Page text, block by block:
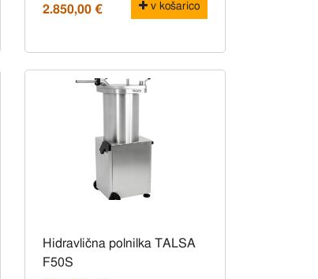
2.850,00 € v košarico
Hidravlična polnilka TALSA
F50S